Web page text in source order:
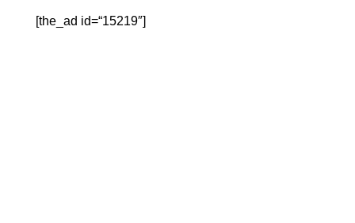
[the_ad id=“15219″]